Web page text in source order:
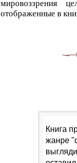
мировоззрения
отображенные в
Книга
жанре